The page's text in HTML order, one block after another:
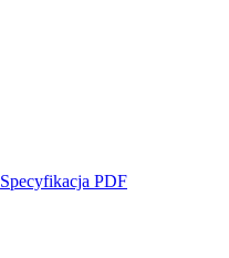
Specyfikacja PDF